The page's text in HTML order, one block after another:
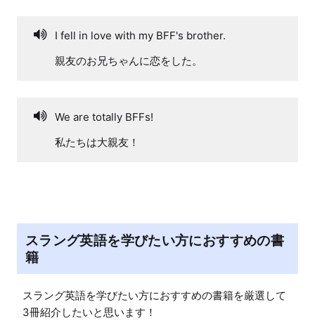
I fell in love with my BFF's brother.
親友のお兄ちゃんに恋をした。
We are totally BFFs!
私たちは大親友！
スラング英語を学びたい方におすすめの書
籍
スラング英語を学びたい方におすすめの書籍を厳選して
3冊紹介したいと思います！